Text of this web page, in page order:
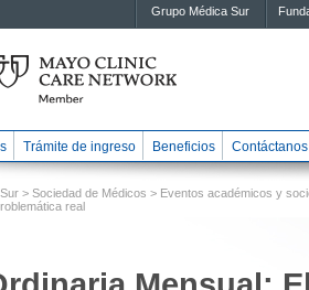
Grupo Médica Sur
Trámite de ingreso Beneficios Contáctanos
> Sociedad de Médicos > Eventos académicos y
real